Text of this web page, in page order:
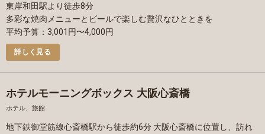
東岸和田駅より徒歩8分
多彩な焼肉メニューとビールで楽しむ贅沢なひとときを
平均予算：3,001円〜4,000円
詳しく見る
ホテルモーニングボックス 大阪心斎橋
ホテル、旅館
地下鉄御堂筋線心斎橋駅から徒歩約6分 大阪心斎橋に位置し、訪れ